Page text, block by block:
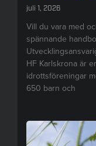
juli 1, 2026
Vill du vara med
spännande
HF Karlskrona är
idrottsföreningar
650 barn och